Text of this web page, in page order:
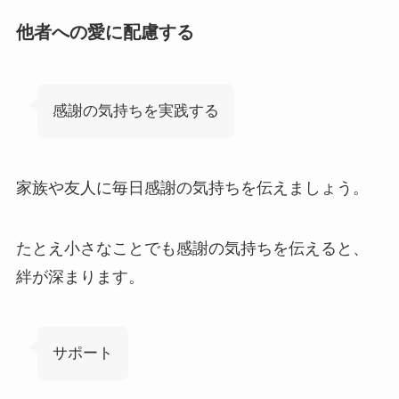
他者への愛に配慮する
感謝の気持ちを実践する
家族や友人に毎日感謝の気持ちを伝えましょう。
たとえ小さなことでも感謝の気持ちを伝えると、
絆が深まります。
サポート